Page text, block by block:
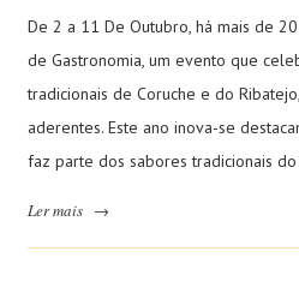
De 2 a 11 De Outubro, há mais de
de Gastronomia, um evento que
tradicionais de Coruche e do
aderentes. Este ano inova-se
faz parte dos sabores tradicionais
Ler mais →